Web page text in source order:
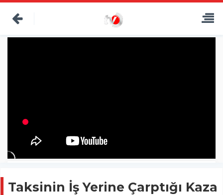
Taksinin İş Yerine Çarptığı Kaza